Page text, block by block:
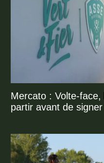
Mercato : Volte-face,
partir avant de signer